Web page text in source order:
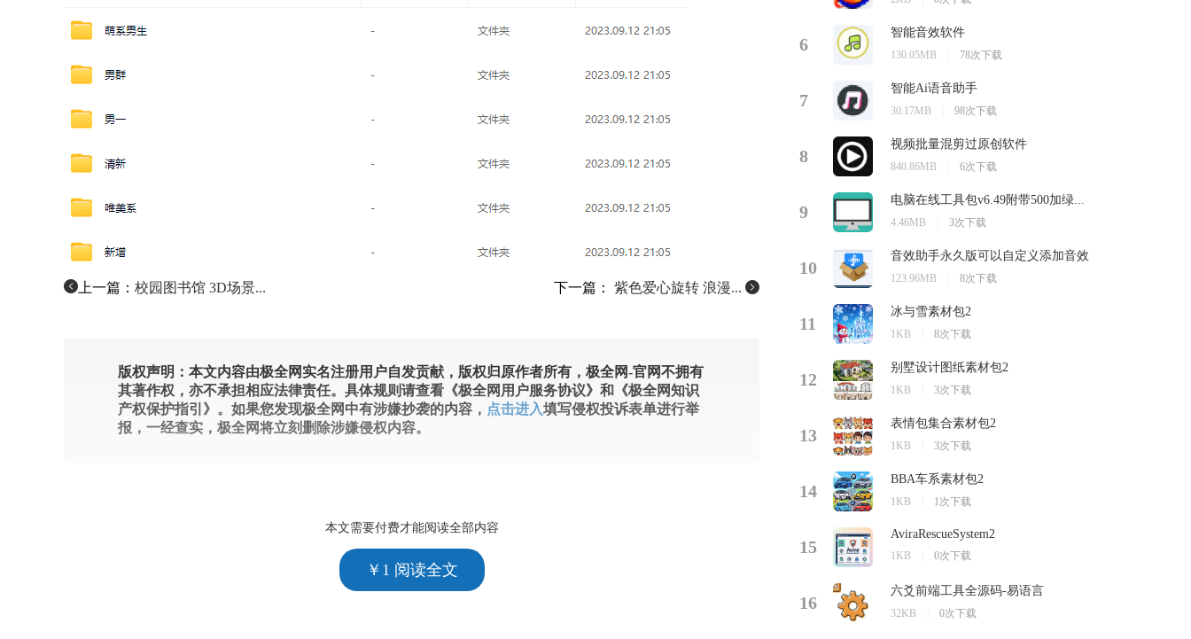
上一篇： 校园图书馆 3D场景... 下一篇： 紫色爱心旋转 浪漫...
版权声明：本文内容由极全网实名注册用户自发贡献，版权归原作者所有，极全网-官网不拥有
其著作权，亦不承担相应法律责任。具体规则请查看《极全网用户服务协议》和《极全网知识
产权保护指引》。如果您发现极全网中有涉嫌抄袭的内容， 点击进入填写侵权投诉表单进行举
报，一经查实，极全网将立刻删除涉嫌侵权内容。
本文需要付费才能阅读全部内容
￥1 阅读全文
6
智能音效软件
130.05MB 78次下载
7
智能Ai语音助手
30.17MB 98次下载
8
视频批量混剪过原创软件
840.86MB 6次下载
9
电脑在线工具包v6.49附带500加绿...
4.46MB 3次下载
10
音效助手永久版可以自定义添加音效
123.96MB 8次下载
11
冰与雪素材包2
1KB 8次下载
12
别墅设计图纸素材包2
1KB 3次下载
13
表情包集合素材包2
1KB 3次下载
14
BBA车系素材包2
1KB 1次下载
15
AviraRescueSystem2
1KB 0次下载
16
六爻前端工具全源码-易语言
32KB 0次下载